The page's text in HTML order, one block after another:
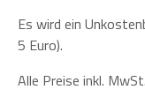
Es wird ein
5 Euro).
Alle Preise inkl.